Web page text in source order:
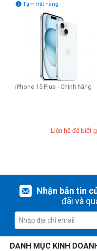
Tạm hết hàng

iPhone 15 Plus - Chính hãng
Liên hệ để biết
Nhận bản tin
đãi và
DANH MỤC KINH